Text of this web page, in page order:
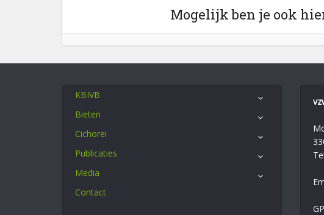
Mogelijk ben je ook
KBIVB
Bieten
Cichorei
Publicaties
Media
Contact